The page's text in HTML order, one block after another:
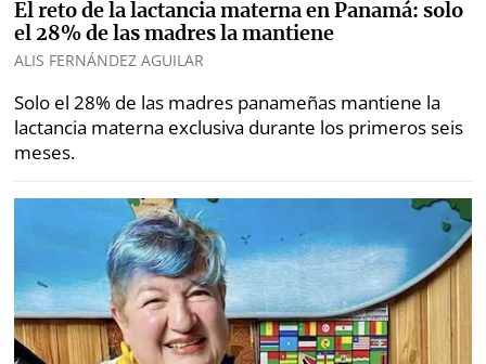
El reto de la lactancia materna en Panamá: solo
el 28% de las madres la mantiene
ALIS FERNÁNDEZ AGUILAR
Solo el 28% de las madres panameñas mantiene la
lactancia materna exclusiva durante los primeros seis
meses.